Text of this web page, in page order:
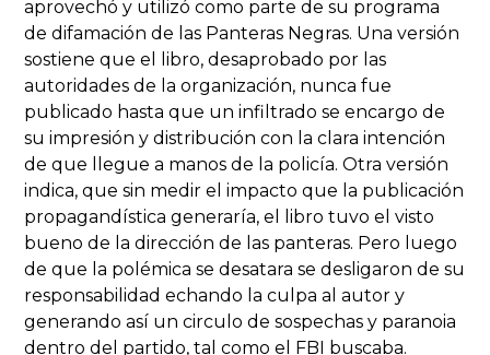
aprovechó y utilizó como parte de su programa
de difamación de las Panteras Negras. Una versión
sostiene que el libro, desaprobado por las
autoridades de la organización, nunca fue
publicado hasta que un infiltrado se encargo de
su impresión y distribución con la clara intención
de que llegue a manos de la policía. Otra versión
indica, que sin medir el impacto que la publicación
propagandística generaría, el libro tuvo el visto
bueno de la dirección de las panteras. Pero luego
de que la polémica se desatara se desligaron de su
responsabilidad echando la culpa al autor y
generando así un circulo de sospechas y paranoia
dentro del partido, tal como el FBI buscaba.